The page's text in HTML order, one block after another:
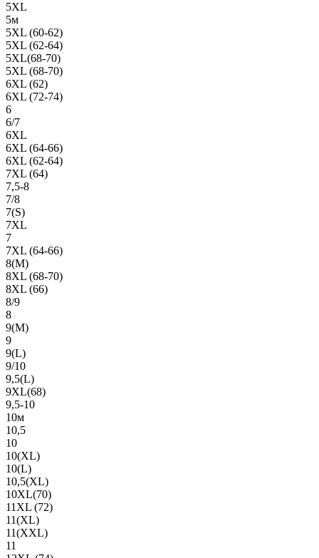
5XL
5м
5XL (60-62)
5XL (62-64)
5XL(68-70)
5XL (68-70)
6XL (62)
6XL (72-74)
6
6/7
6XL
6XL (64-66)
6XL (62-64)
7XL (64)
7,5-8
7/8
7(S)
7XL
7
7XL (64-66)
8(М)
8XL (68-70)
8XL (66)
8/9
8
9(М)
9
9(L)
9/10
9,5(L)
9XL(68)
9,5-10
10м
10,5
10
10(XL)
10(L)
10,5(XL)
10XL(70)
11XL (72)
11(XL)
11(XXL)
11